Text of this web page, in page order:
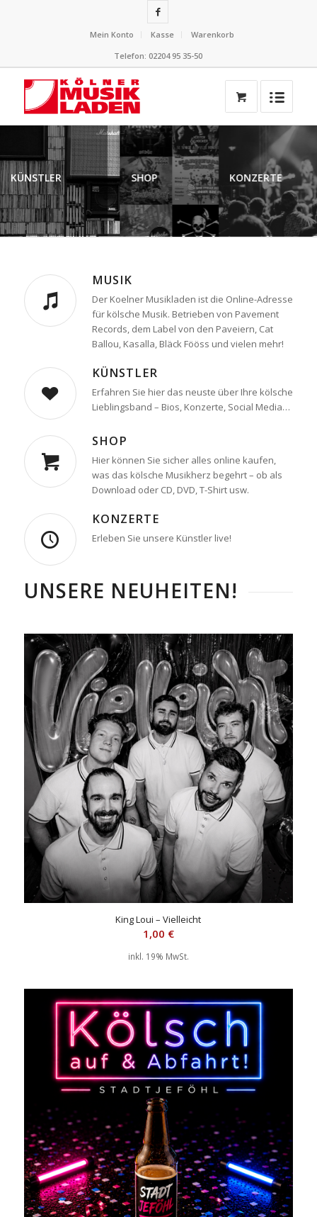
Mein Konto Kasse
Warenkorb
Telefon: 02204 95 35-50
KÜNSTLER SHOP
MUSIK
Der Koelner Musikladen ist die Online-Adresse
für kölsche Musik. Betrieben von Pavement
Records, dem Label von den Paveiern, Cat
Ballou, Kasalla, Bläck Fööss und vielen mehr!
KÜNSTLER
Erfahren Sie hier das neuste über Ihre kölsche
Lieblingsband – Bios, Konzerte, Social Media…
SHOP
Hier können Sie sicher alles online kaufen,
was das kölsche Musikherz begehrt – ob als
Download oder CD, DVD, T-Shirt usw.
KONZERTE
Erleben Sie unsere Künstler live!
UNSERE NEUHEITEN!
King Loui – Vielleicht
1,00 €
inkl. 19% MwSt.